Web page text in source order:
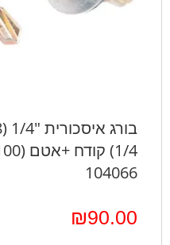
104066
₪90.00